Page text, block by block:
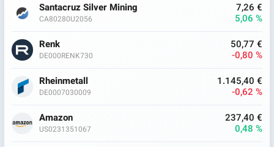
Santacruz Silver Mining
CA80280U2056
7,26 €
5,06 %
Renk
DE000RENK730
50,77 €
-0,80 %
Rheinmetall
DE0007030009
1.145,40 €
-0,62 %
Amazon
US0231351067
237,40 €
0,48 %